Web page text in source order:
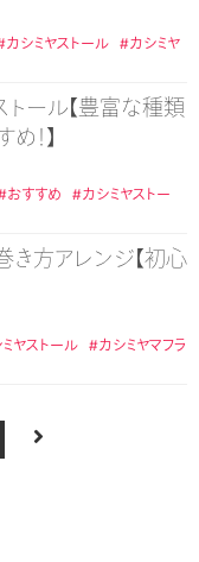
カシミヤストール #カシミヤ
トール【豊富な種類
！】
おすすめ
#カシミヤストー
き方アレンジ【初心
ヤストール #カシミヤマフラ